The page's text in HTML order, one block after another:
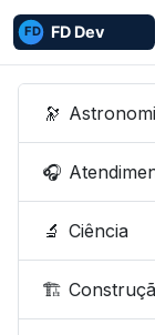
🔭
🎧
🔬 Ciência
🏗️